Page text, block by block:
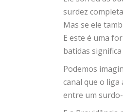
surdez
Mas se ele
E este é uma
batidas
Podemos
canal que o
entre um